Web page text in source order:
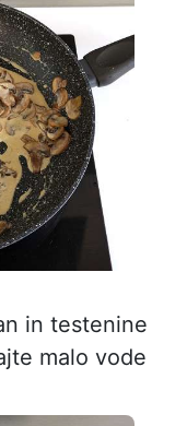
in testenine
malo vode